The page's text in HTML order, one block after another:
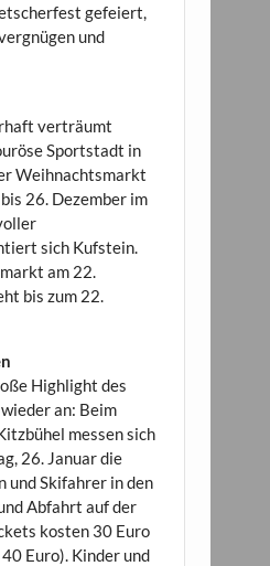
gefeiert,
und
verträumt
Sportstadt in
Weihnachtsmarkt
26. Dezember im
sich Kufstein.
am 22.
bis zum 22.
Highlight des
an: Beim
messen sich
26. Januar die
und Skifahrer in den
Abfahrt auf der
kosten 30 Euro
Euro). Kinder und